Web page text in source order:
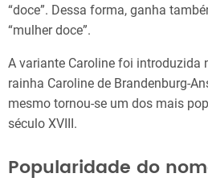
“doce”. Dessa forma, ganha
“mulher doce”.
A variante Caroline foi introduzida
rainha Caroline de Brandenburg-
mesmo tornou-se um dos mais
século XVIII.
Popularidade do